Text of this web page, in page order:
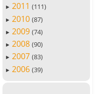
► 2011 (111)
► 2010 (87)
► 2009 (74)
► 2008 (90)
► 2007 (83)
► 2006 (39)